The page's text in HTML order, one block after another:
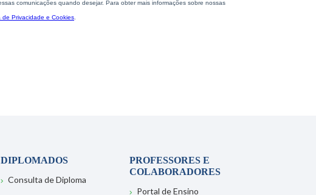
DIPLOMADOS
Consulta de Diploma
PROFESSORES E
COLABORADORES
Portal de Ensino